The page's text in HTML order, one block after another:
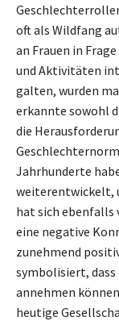
oft als Wildfang
an Frauen in
und Aktivitäten
galten, wurden
erkannte sowohl
die
Jahrhunderte
weiterentwickelt,
hat sich ebenfalls
eine negative
zunehmend
symbolisiert, dass
annehmen
heutige